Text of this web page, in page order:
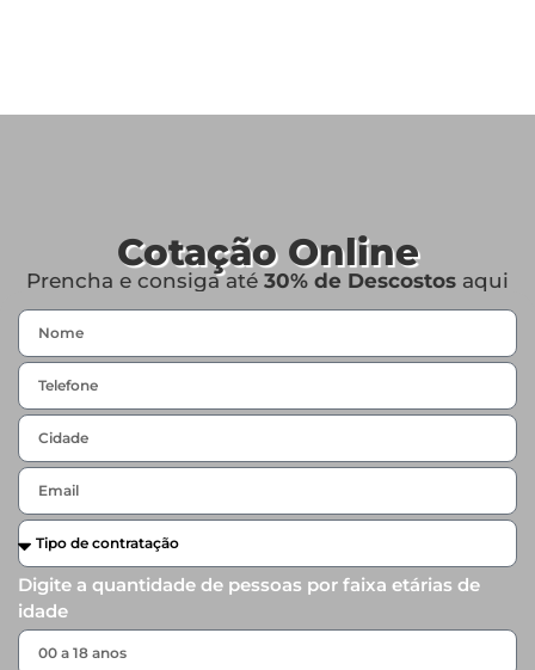
Cotação Online
Prencha e consiga até 30% de Descostos aqui
Digite a quantidade de pessoas por faixa etárias de
idade